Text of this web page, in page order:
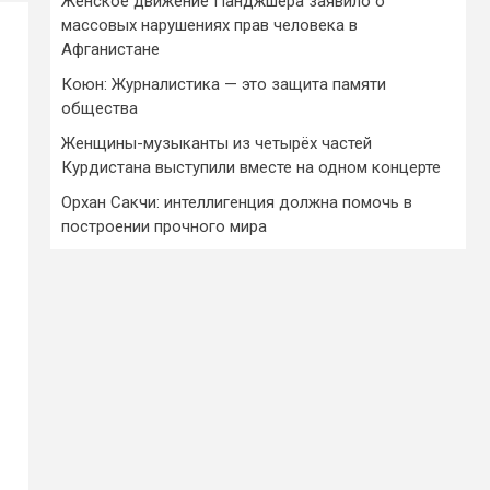
массовых нарушениях прав человека в
Афганистане
Коюн: Журналистика — это защита памяти
общества
Женщины-музыканты из четырёх частей
Курдистана выступили вместе на одном концерте
Орхан Сакчи: интеллигенция должна помочь в
построении прочного мира